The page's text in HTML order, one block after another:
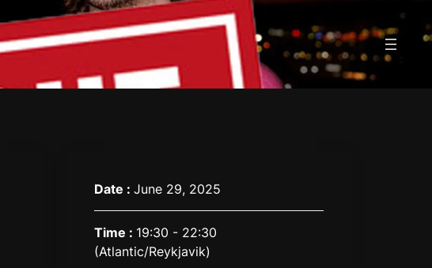
Date : June 29, 2025
Time : 19:30 - 22:30
(Atlantic/Reykjavik)